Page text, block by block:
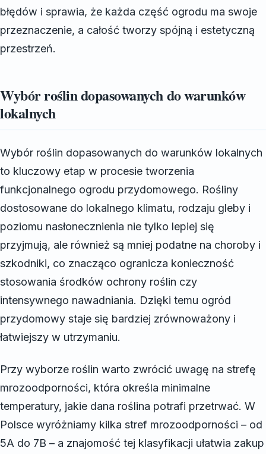
błędów i sprawia, że każda część ogrodu ma swoje
przeznaczenie, a całość tworzy spójną i estetyczną
przestrzeń.
Wybór roślin dopasowanych do warunków
lokalnych
Wybór roślin dopasowanych do warunków lokalnych
to kluczowy etap w procesie tworzenia
funkcjonalnego ogrodu przydomowego. Rośliny
dostosowane do lokalnego klimatu, rodzaju gleby i
poziomu nasłonecznienia nie tylko lepiej się
przyjmują, ale również są mniej podatne na choroby i
szkodniki, co znacząco ogranicza konieczność
stosowania środków ochrony roślin czy
intensywnego nawadniania. Dzięki temu ogród
przydomowy staje się bardziej zrównoważony i
łatwiejszy w utrzymaniu.
Przy wyborze roślin warto zwrócić uwagę na strefę
mrozoodporności, która określa minimalne
temperatury, jakie dana roślina potrafi przetrwać. W
Polsce wyróżniamy kilka stref mrozoodporności – od
5A do 7B – a znajomość tej klasyfikacji ułatwia zakup